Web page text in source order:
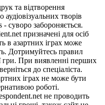
та відтворення
творів
суворо забороняється.
призначені для осіб
в азартних іграх може
Дотримуйтесь правил
гри. При виявленні перших
до спеціаліста.
іграх не може бути
роботі.
не проводить